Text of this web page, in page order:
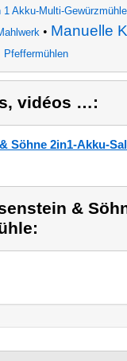
1 Akku-Multi-
• Manuelle
Pfeffermühlen
vidéos …:
Söhne 2in1-Akku-
&